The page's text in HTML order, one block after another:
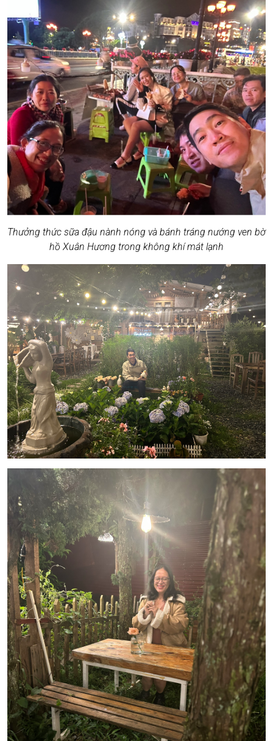
Thưởng thức sữa đậu nành nóng và bánh tráng nướng ven bờ
hồ Xuân Hương trong không khí mát lạnh